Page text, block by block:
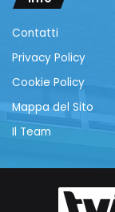
Contatti
Privacy Policy
Cookie Policy
Mappa del Sito
Il Team